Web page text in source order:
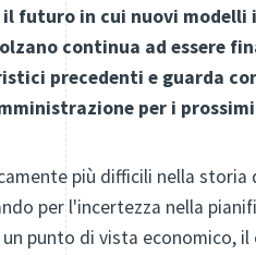
futuro in cui nuovi
continua ad essere
precedenti e guarda
per i
più difficili nella storia
per l'incertezza nella
punto di vista economico,